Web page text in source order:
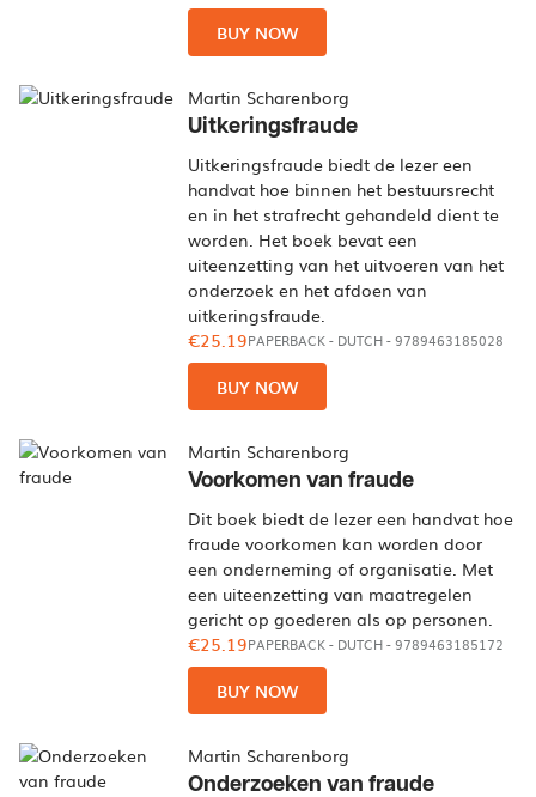
BUY NOW
Martin Scharenborg
Uitkeringsfraude
Uitkeringsfraude biedt de lezer een
handvat hoe binnen het bestuursrecht
en in het strafrecht gehandeld dient te
worden. Het boek bevat een
uiteenzetting van het uitvoeren van het
onderzoek en het afdoen van
uitkeringsfraude.
€25.19PAPERBACK- DUTCH- 9789463185028
BUY NOW
Martin Scharenborg
Voorkomen van fraude
Dit boek biedt de lezer een handvat hoe
fraude voorkomen kan worden door
een onderneming of organisatie. Met
een uiteenzetting van maatregelen
gericht op goederen als op personen.
€25.19PAPERBACK- DUTCH- 9789463185172
BUY NOW
Martin Scharenborg
Onderzoeken van fraude